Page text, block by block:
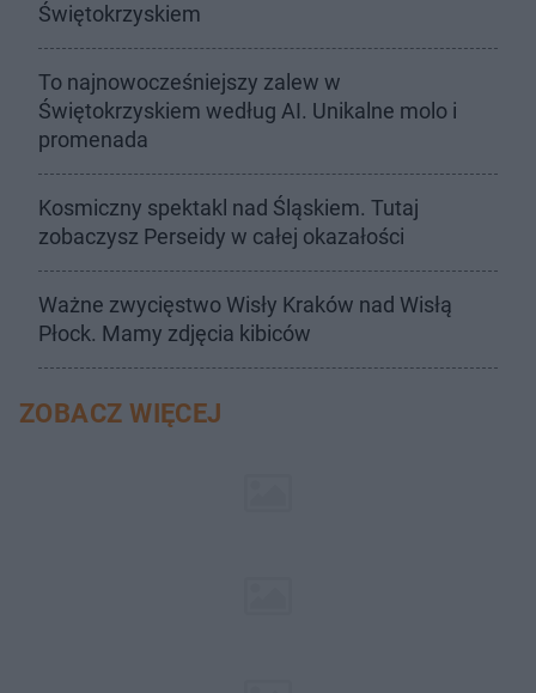
Świętokrzyskiem
To najnowocześniejszy zalew w
Świętokrzyskiem według AI. Unikalne molo i
promenada
Kosmiczny spektakl nad Śląskiem. Tutaj
zobaczysz Perseidy w całej okazałości
Ważne zwycięstwo Wisły Kraków nad Wisłą
Płock. Mamy zdjęcia kibiców
ZOBACZ WIĘCEJ